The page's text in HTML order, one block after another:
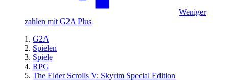
Weniger
zahlen mit G2A Plus
G2A
Spielen
Spiele
RPG
The Elder Scrolls V: Skyrim Special Edition